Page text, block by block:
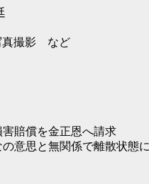
真撮影 など
賠償を金正恩へ請求
意思と無関係で離散状態